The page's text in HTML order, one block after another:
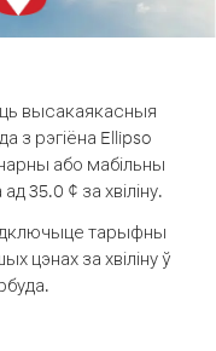
высакаякасныя
з рэгіёна Ellipso
або мабільны
35.0 ¢ за хвіліну.
тарыфны
цэнах за хвіліну ў